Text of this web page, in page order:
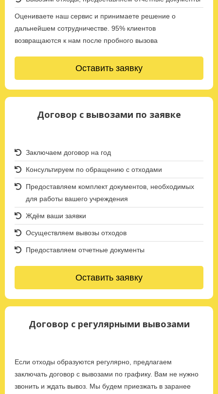
Оцениваете наш сервис и принимаете решение о
дальнейшем сотрудничестве. 95% клиентов
возвращаются к нам после пробного вызова
Оставить заявку
Договор с вывозами по заявке
Заключаем договор на год
Консультируем по обращению с отходами
Предоставляем комплект документов, необходимых
для работы вашего учреждения
Ждём ваши заявки
Осуществляем вывозы отходов
Предоставляем отчетные документы
Оставить заявку
Договор с регулярными вывозами
Если отходы образуются регулярно, предлагаем
заключать договор с вывозами по графику. Вам не нужно
звонить и ждать вывоз. Мы будем приезжать в заранее